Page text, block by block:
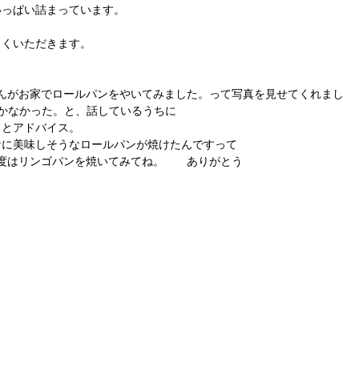
ぱい詰まっています。
いただきます。
がお家でロールパンをやいてみました。って写真を見せてくれまし
なかった。と、話しているうちに
アドバイス。
美味しそうなロールパンが焼けたんですって
はリンゴパンを焼いてみてね。　　ありがとう